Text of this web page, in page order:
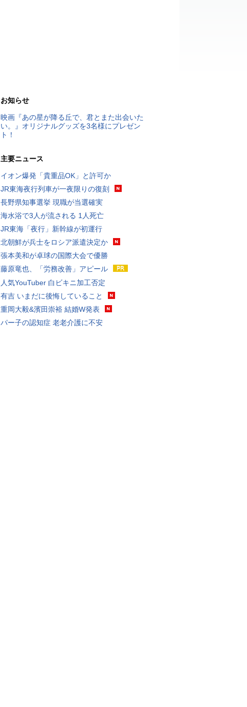
お知らせ
映画『あの星が降る丘で、君とまた出会いた
い。』オリジナルグッズを3名様にプレゼン
ト！
主要ニュース
イオン爆発「貴重品OK」と許可か
JR東海夜行列車が一夜限りの復刻
長野県知事選挙 現職が当選確実
海水浴で3人が流される 1人死亡
JR東海「夜行」新幹線が初運行
北朝鮮が兵士をロシア派遣決定か
張本美和が卓球の国際大会で優勝
藤原竜也、「労務改善」アピール
人気YouTuber 白ビキニ加工否定
有吉 いまだに後悔していること
重岡大毅&濱田崇裕 結婚W発表
パー子の認知症 老老介護に不安